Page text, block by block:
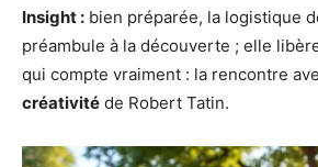
Insight : bien préparée, la logistique
préambule à la découverte ; elle
qui compte vraiment : la rencontre
créativité de Robert Tatin.